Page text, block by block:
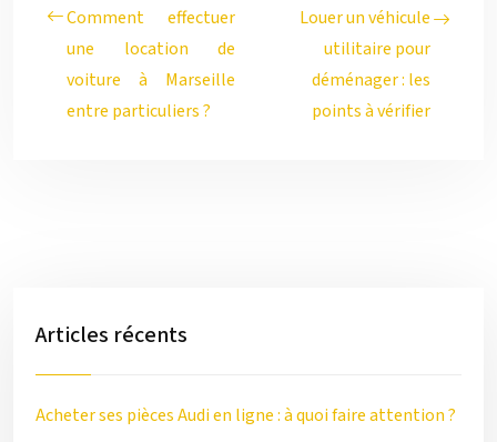
Comment effectuer
une location de
voiture à Marseille
entre particuliers ?
Louer un véhicule
utilitaire pour
déménager : les
points à vérifier
Articles récents
Acheter ses pièces Audi en ligne : à quoi faire attention ?